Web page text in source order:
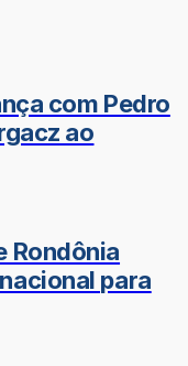
com Pedro
ao
Rondônia
para